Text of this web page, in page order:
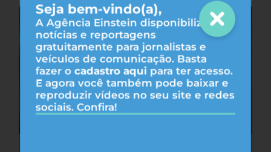
Seja bem-vindo(a),
A Agência Einstein disponibiliza
notícias e reportagens
gratuitamente para jornalistas e
veículos de comunicação. Basta
fazer o cadastro aqui para ter acesso.
E agora você também pode baixar e
reproduzir vídeos no seu site e redes
sociais. Confira!